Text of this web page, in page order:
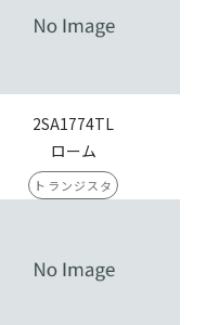
2SA1774TL
ローム
トランジスタ